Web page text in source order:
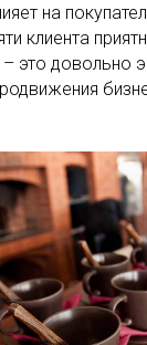
на
клиента
это довольно